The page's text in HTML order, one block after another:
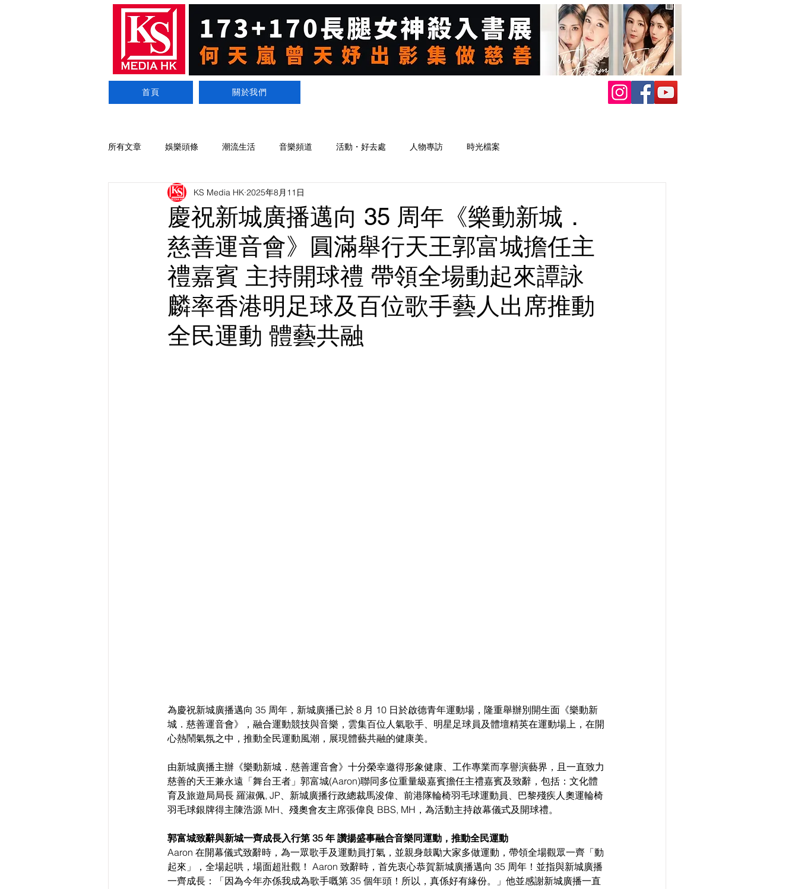
首頁 關於我們
所有文章 娛樂頭條 潮流生活 音樂頻道 活動・好去處 人物專訪 時光檔案
慶祝新城廣播邁向 35 周年《樂動新城．
慈善運音會》圓滿舉行天王郭富城擔任主
禮嘉賓 主持開球禮 帶領全場動起來譚詠
麟率香港明足球及百位歌手藝人出席推動
全民運動 體藝共融
KS Media HK 2025年8月11日
為慶祝新城廣播邁向 35 周年，新城廣播已於 8 月 10 日於啟德青年運動場，隆重舉辦別開生面《樂動新
城．慈善運音會》，融合運動競技與音樂，雲集百位人氣歌手、明星足球員及體壇精英在運動場上，在開
心熱鬧氣氛之中，推動全民運動風潮，展現體藝共融的健康美。
由新城廣播主辦《樂動新城．慈善運音會》十分榮幸邀得形象健康、工作專業而享譽演藝界，且一直致力
慈善的天王兼永遠「舞台王者」郭富城(Aaron)聯同多位重量級嘉賓擔任主禮嘉賓及致辭，包括：文化體
育及旅遊局局長 羅淑佩, JP、新城廣播行政總裁馬浚偉、前港隊輪椅羽毛球運動員、巴黎殘疾人奧運輪椅
羽毛球銀牌得主陳浩源 MH、殘奧會友主席張偉良 BBS, MH，為活動主持啟幕儀式及開球禮。
郭富城致辭與新城一齊成長入行第 35 年 讚揚盛事融合音樂同運動，推動全民運動
Aaron 在開幕儀式致辭時，為一眾歌手及運動員打氣，並親身鼓勵大家多做運動，帶領全場觀眾一齊「動
起來」，全場起哄，場面超壯觀！ Aaron 致辭時，首先衷心恭賀新城廣播邁向 35 周年！並指與新城廣播
一齊成長：「因為今年亦係我成為歌手嘅第 35 個年頭！所以，真係好有緣份。」他並感謝新城廣播一直